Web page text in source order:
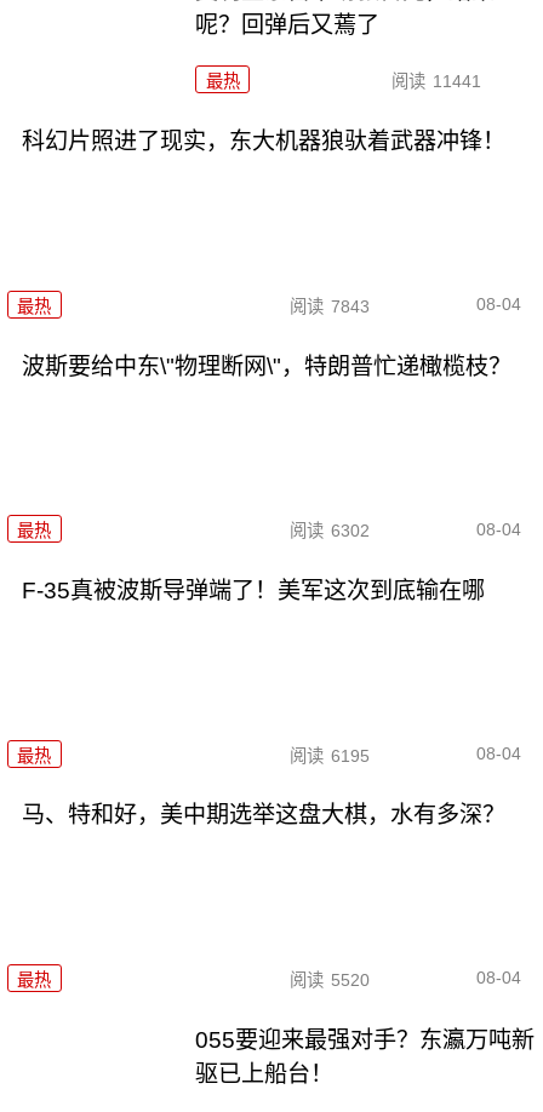
呢？回弹后又蔫了
最热 阅读 11441
科幻片照进了现实，东大机器狼驮着武器冲锋！
最热 阅读 7843 08-04
波斯要给中东\"物理断网\"，特朗普忙递橄榄枝？
最热 阅读 6302 08-04
F-35真被波斯导弹端了！美军这次到底输在哪
最热 阅读 6195 08-04
马、特和好，美中期选举这盘大棋，水有多深？
最热 阅读 5520 08-04
055要迎来最强对手？东瀛万吨新
驱已上船台！